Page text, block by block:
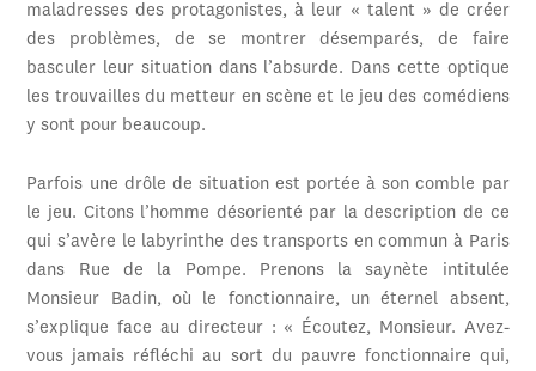
maladresses des protagonistes, à leur « talent » de créer
des problèmes, de se montrer désemparés, de faire
basculer leur situation dans l’absurde. Dans cette optique
les trouvailles du metteur en scène et le jeu des comédiens
y sont pour beaucoup.
Parfois une drôle de situation est portée à son comble par
le jeu. Citons l’homme désorienté par la description de ce
qui s’avère le labyrinthe des transports en commun à Paris
dans Rue de la Pompe. Prenons la saynète intitulée
Monsieur Badin, où le fonctionnaire, un éternel absent,
s’explique face au directeur : « Écoutez, Monsieur. Avez-
vous jamais réfléchi au sort du pauvre fonctionnaire qui,